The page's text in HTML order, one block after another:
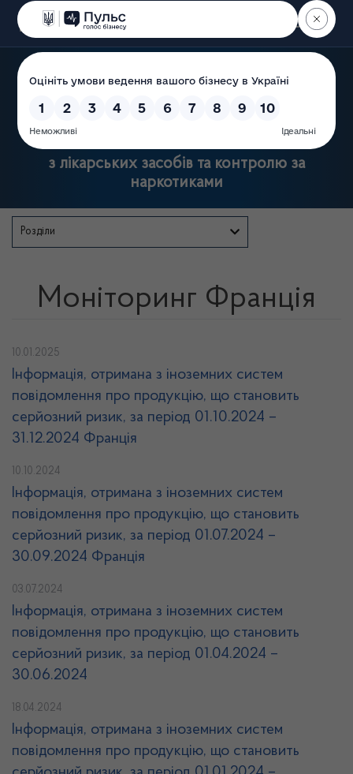
Пошук
Державна служба України
з лікарських засобів та контролю за
наркотиками
Розділи
Моніторинг Франція
10.01.2025
Інформація, отримана з іноземних систем
повідомлення про продукцію, що становить
серйозний ризик, за період 01.10.2024 –
31.12.2024 Франція
10.10.2024
Інформація, отримана з іноземних систем
повідомлення про продукцію, що становить
серйозний ризик, за період 01.07.2024 –
30.09.2024 Франція
03.07.2024
Інформація, отримана з іноземних систем
повідомлення про продукцію, що становить
серйозний ризик, за період 01.04.2024 –
30.06.2024
18.04.2024
Інформація, отримана з іноземних систем
повідомлення про продукцію, що становить